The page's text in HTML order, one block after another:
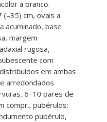
a branco.
(–35) cm, ovais a
acuminado, base
margem
rugosa,
com
em ambas
arredondados
6–10 pares de
compr., pubérulos;
pubérulo,